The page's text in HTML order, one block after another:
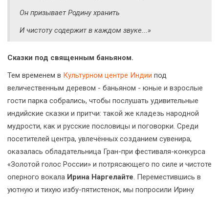
Он призывает Родину хранить
И чистоту содержит в каждом звуке...»
Сказки под священным баньяном.
Тем временем в Культурном центре Индии под
величественным деревом - баньяном - юные и взрослые
гости парка собрались, чтобы послушать удивительные
индийские сказки и притчи: такой же кладезь народной
мудрости, как и русские пословицы и поговорки. Среди
посетителей центра, увлечённых созданием сувенира,
оказалась обладательница Гран-при фестиваля-конкурса
«Золотой голос России» и потрясающего по силе и чистоте
оперного вокала Ирина Наргелайте . Переместившись в
уютную и тихую избу-пятистенок, мы попросили Ирину